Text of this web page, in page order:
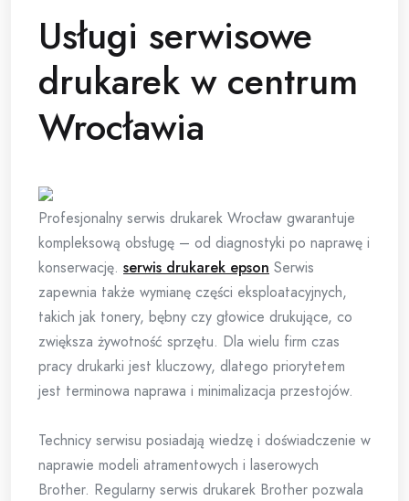
Usługi serwisowe
drukarek w centrum
Wrocławia
Profesjonalny serwis drukarek Wrocław gwarantuje
kompleksową obsługę – od diagnostyki po naprawę i
konserwację. serwis drukarek epson Serwis
zapewnia także wymianę części eksploatacyjnych,
takich jak tonery, bębny czy głowice drukujące, co
zwiększa żywotność sprzętu. Dla wielu firm czas
pracy drukarki jest kluczowy, dlatego priorytetem
jest terminowa naprawa i minimalizacja przestojów.
Technicy serwisu posiadają wiedzę i doświadczenie w
naprawie modeli atramentowych i laserowych
Brother. Regularny serwis drukarek Brother pozwala